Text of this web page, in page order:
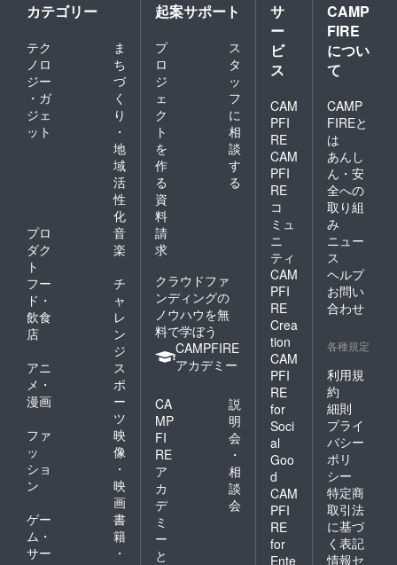
カテゴリー
テク
ノロ
ジー
・ガ
ジェ
ット
ま
ち
づ
く
り
・
地
域
活
性
化
プロ
ダク
ト
音
楽
フー
ド・
飲食
店
チ
ャ
レ
ン
ジ
アニ
メ・
漫画
ス
ポ
ー
ツ
ファ
ッ
ショ
ン
映
像
・
映
画
ゲー
ム・
サー
書
籍
・
起案サポート
プ
ロ
ジ
ェ
ク
ト
を
作
る
ス
タ
ッ
フ
に
相
談
す
る
資
料
請
求
クラウドファ
ンディングの
ノウハウを無
料で学ぼう
CAMPFIRE
アカデミー
CA
MP
FI
RE
ア
カ
デ
ミ
ー
と
説
明
会
・
相
談
会
サ
ー
ビ
ス
CAM
PFI
RE
CAM
PFI
RE
コ
ミュ
ニ
ティ
CAM
PFI
RE
Crea
tion
CAM
PFI
RE
for
Soci
al
Goo
d
CAM
PFI
RE
for
Ente
CAMP
FIRE
につい
て
CAMP
FIREと
は
あんし
ん・安
全への
取り組
み
ニュー
ス
ヘルプ
お問い
合わせ
各種規定
利用規
約
細則
プライ
バシー
ポリ
シー
特定商
取引法
に基づ
く表記
情報セ